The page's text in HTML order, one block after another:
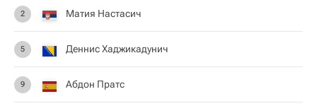
2 Матия Настасич
5 Деннис Хаджикадунич
9 Абдон Пратс